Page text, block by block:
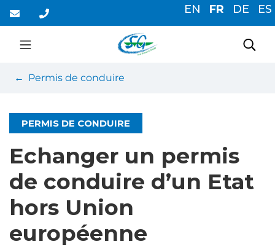
Aller
au
contenu
EN FR DE ES
Saint-Germain-du-
Permis de conduire
PERMIS DE CONDUIRE
Echanger un permis
de conduire d’un Etat
hors Union
européenne